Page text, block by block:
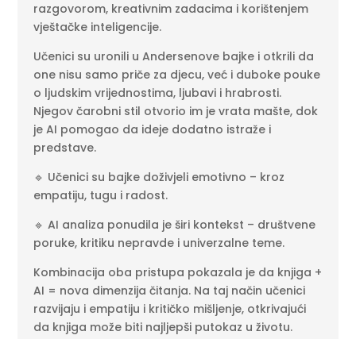
razgovorom, kreativnim zadacima i korištenjem
vještačke inteligencije.
Učenici su uronili u Andersenove bajke i otkrili da
one nisu samo priče za djecu, već i duboke pouke
o ljudskim vrijednostima, ljubavi i hrabrosti.
Njegov čarobni stil otvorio im je vrata mašte, dok
je AI pomogao da ideje dodatno istraže i
predstave.
🔹 Učenici su bajke doživjeli emotivno – kroz
empatiju, tugu i radost.
🔹 AI analiza ponudila je širi kontekst – društvene
poruke, kritiku nepravde i univerzalne teme.
Kombinacija oba pristupa pokazala je da knjiga +
AI = nova dimenzija čitanja. Na taj način učenici
razvijaju i empatiju i kritičko mišljenje, otkrivajući
da knjiga može biti najljepši putokaz u životu.